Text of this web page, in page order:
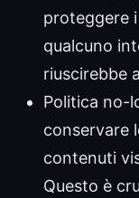
proteggere
qualcuno
riuscirebbe
Politica no-
conservare
contenuti
Questo è